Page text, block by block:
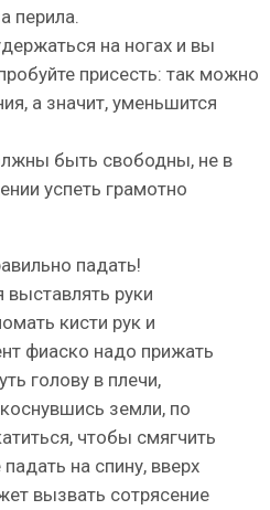
перила.
на ногах и вы
присесть: так можно
а значит, уменьшится
быть свободны, не в
успеть грамотно
падать!
выставлять руки
кисти рук и
фиаско надо прижать
голову в плечи,
земли, по
чтобы смягчить
на спину, вверх
вызвать сотрясение